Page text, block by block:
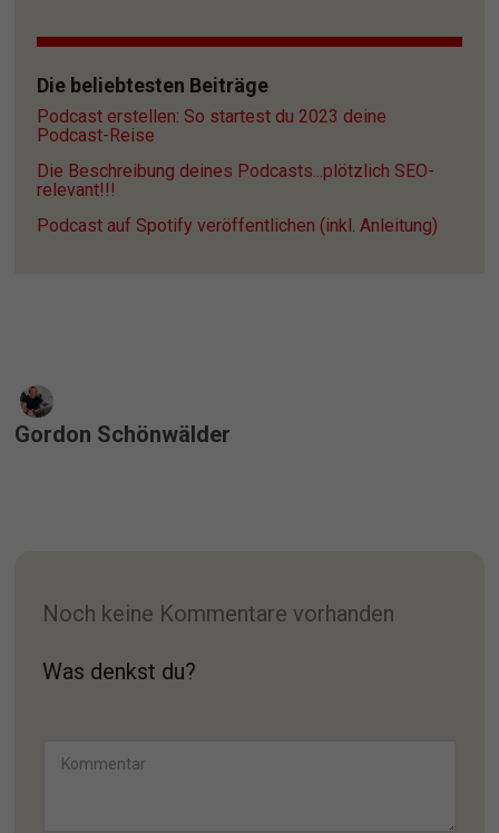
Die beliebtesten Beiträge
Podcast erstellen: So startest du 2023 deine
Podcast-Reise
Die Beschreibung deines Podcasts...plötzlich SEO-
relevant!!!
Podcast auf Spotify veröffentlichen (inkl. Anleitung)
Gordon Schönwälder
Noch keine Kommentare vorhanden
Was denkst du?